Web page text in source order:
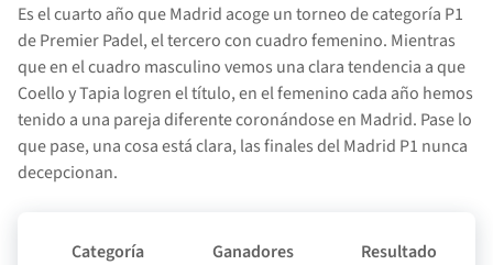
Es el cuarto año que Madrid acoge un torneo de categoría P1
de Premier Padel, el tercero con cuadro femenino. Mientras
que en el cuadro masculino vemos una clara tendencia a que
Coello y Tapia logren el título, en el femenino cada año hemos
tenido a una pareja diferente coronándose en Madrid. Pase lo
que pase, una cosa está clara, las finales del Madrid P1 nunca
decepcionan.
Categoría Ganadores
Resultado